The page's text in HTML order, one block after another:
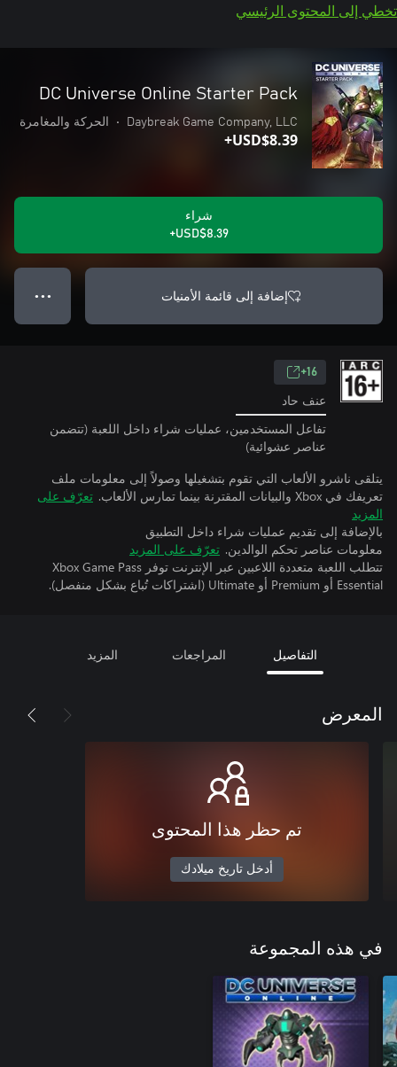
تخطي إلى المحتوى الرئيسي
DC Universe Online Starter Pack
Daybreak Game Company, LLC
• الحركة والمغامرة
USD$8.39+
شراء
USD$8.39+
إضافة إلى قائمة الأمنيات ● ● ●
16+
عنف حاد
تفاعل المستخدمين، عمليات شراء داخل اللعبة (تتضمن
عناصر عشوائية)
يتلقى ناشرو الألعاب التي تقوم بتشغيلها وصولاً إلى معلومات ملف
تعريفك في Xbox والبيانات المقترنة بينما تمارس الألعاب.
تعرّف على
المزيد
بالإضافة إلى تقديم عمليات شراء داخل التطبيق
معلومات عناصر تحكم الوالدين. تعرّف على المزيد
تتطلب اللعبة متعددة اللاعبين عبر الإنترنت توفر Xbox Game Pass
Essential أو Premium أو Ultimate (اشتراكات تُباع بشكل منفصل).
التفاصيل المراجعات المزيد
المعرض
تم حظر هذا المحتوى
أدخل تاريخ ميلادك
في هذه المجموعة